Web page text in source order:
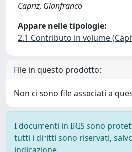
Capriz, Gianfranco
Appare nelle tipologie:
2.1 Contributo in volume
File in questo prodotto:
Non ci sono file associati a
I documenti in IRIS sono
tutti i diritti sono riservati,
indicazione.